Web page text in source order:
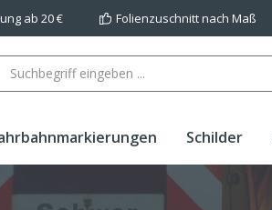
ab 20 € Folienzuschnitt nach Maß
Schilder